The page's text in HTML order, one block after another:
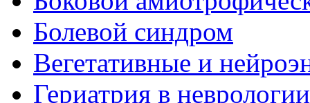
Болевой синдром
Вегетативные и
Гериатрия в неврологии